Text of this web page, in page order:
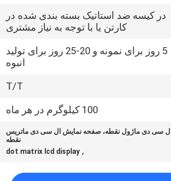
در کیسه ضد استاتیک بسته بندی شده در
کارتن یا با توجه به نیاز مشتری
5 روز برای نمونه و 20-25 روز برای تولید
انبوه
T/T
100 کیلوگرم در هر ماه
ال سی دی ماژول نقطه، صفحه نمایش ال سی دی ماتریس
نقطه
,
dot matrix lcd display